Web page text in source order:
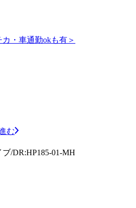
・車通勤okも有＞
む
/DR:HP185-01-MH